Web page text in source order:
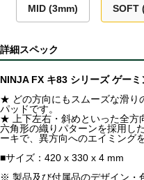
MID (3mm) SOFT
詳細スペック
NINJA FX キ83 シリーズ ゲー
★ どの方向にもスムーズな滑り
パッドです。
★ 上下左右・斜めといった全方
六角形の織りパターンを採用し
ーキで、異方向へのエイミング
■サイズ：420 x 330 x 4 mm
※ 製品及び付属品のデザイン・